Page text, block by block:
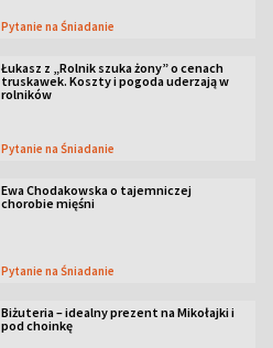
Pytanie na Śniadanie
Łukasz z „Rolnik szuka żony” o cenach
truskawek. Koszty i pogoda uderzają w
rolników
Pytanie na Śniadanie
Ewa Chodakowska o tajemniczej
chorobie mięśni
Pytanie na Śniadanie
Biżuteria – idealny prezent na Mikołajki i
pod choinkę